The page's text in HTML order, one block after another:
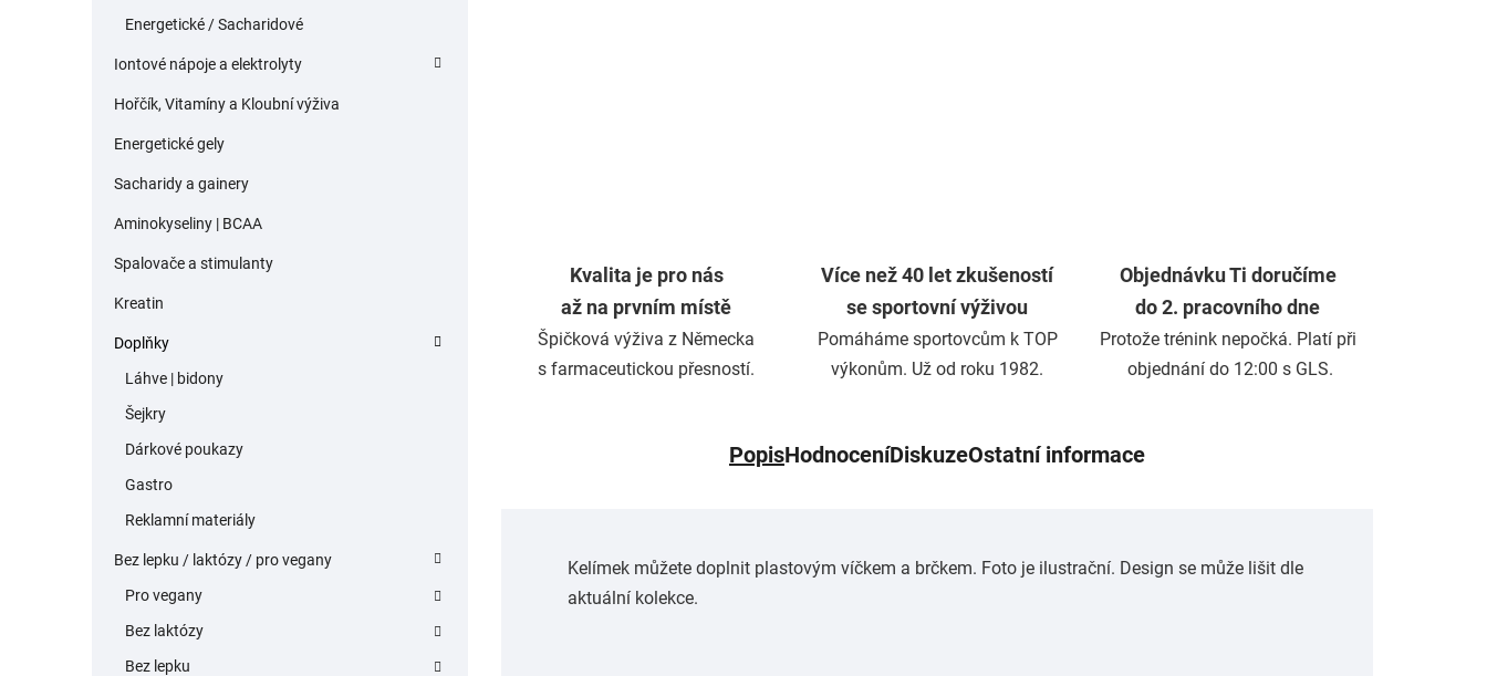
Energetické / Sacharidové
Iontové nápoje a elektrolyty
Hořčík, Vitamíny a Kloubní výživa
Energetické gely
Sacharidy a gainery
Aminokyseliny | BCAA
Spalovače a stimulanty
Kreatin
Doplňky
Láhve | bidony
Šejkry
Dárkové poukazy
Gastro
Reklamní materiály
Bez lepku / laktózy / pro vegany
Pro vegany
Bez laktózy
Bez lepku
Kvalita je pro nás
až na prvním místě
Špičková výživa z Německa
s farmaceutickou přesností.
Více než 40 let zkušeností
se sportovní výživou
Pomáháme sportovcům k TOP
výkonům. Už od roku 1982.
Objednávku Ti doručíme
do 2. pracovního dne
Protože trénink nepočká. Platí při
objednání do 12:00 s GLS.
PopisHodnoceníDiskuzeOstatní informace
Kelímek můžete doplnit plastovým víčkem a brčkem. Foto je ilustrační. Design se může lišit dle
aktuální kolekce.